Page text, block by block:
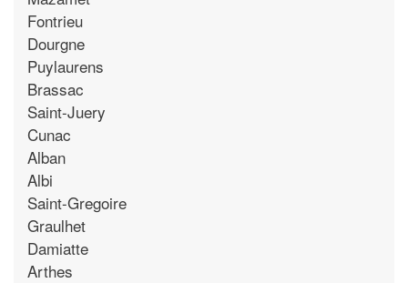
Fontrieu
Dourgne
Puylaurens
Brassac
Saint-Juery
Cunac
Alban
Albi
Saint-Gregoire
Graulhet
Damiatte
Arthes